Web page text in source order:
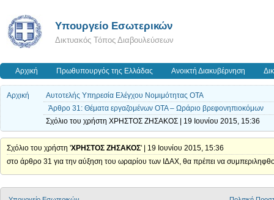
Υπουργείο Εσωτερικών
Δικτυακός Τόπος Διαβουλεύσεων
Αρχική Πρωθυπουργός της Ελλάδας Ανοικτή Διακυβέρνηση
Αρχική
Αυτοτελής Υπηρεσία Ελέγχου Νομιμότητας ΟΤΑ
Άρθρο 31: Θέματα εργαζομένων ΟΤΑ – Ωράριο βρεφονηπιοκόμων
Σχόλιο του χρήστη ΧΡΗΣΤΟΣ ΖΗΣΑΚΟΣ | 19 Ιουνίου 2015, 15:36
Σχόλιο του χρήστη 'ΧΡΗΣΤΟΣ ΖΗΣΑΚΟΣ' | 19 Ιουνίου 2015, 15:36
στο άρθρο 31 για την αύξηση του ωραρίου των ΙΔΑΧ, θα πρέπει να